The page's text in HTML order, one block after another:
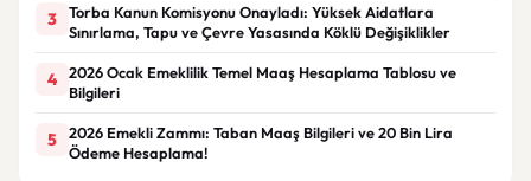
3
Torba Kanun Komisyonu Onayladı: Yüksek Aidatlara
Sınırlama, Tapu ve Çevre Yasasında Köklü Değişiklikler
4
2026 Ocak Emeklilik Temel Maaş Hesaplama Tablosu ve
Bilgileri
5
2026 Emekli Zammı: Taban Maaş Bilgileri ve 20 Bin Lira
Ödeme Hesaplama!